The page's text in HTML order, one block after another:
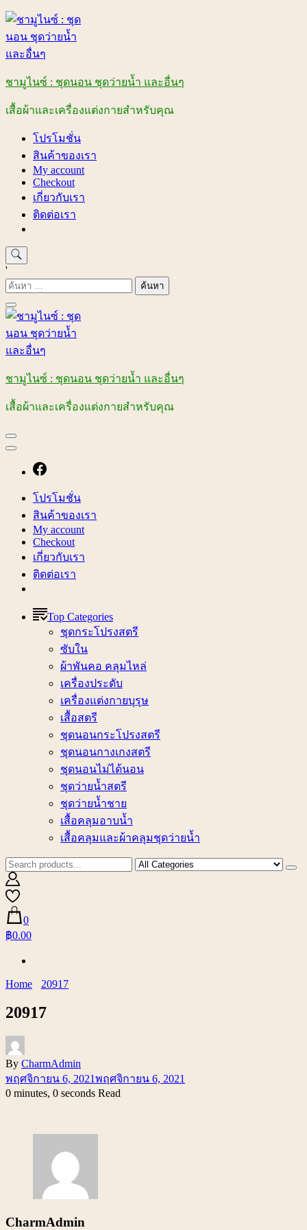
Skip
content
ชามูไนซ์ : ชุดนอน ชุดว่ายน้ำ และอื่นๆ
เสื้อผ้าและเครื่องแต่งกายสำหรับคุณ
โปรโมชั่น
สินค้าของเรา
My account
Checkout
เกี่ยวกับเรา
ติดต่อเรา
'
ค้นหา
สำหรับ:
ชามูไนซ์ : ชุดนอน ชุดว่ายน้ำ และอื่นๆ
เสื้อผ้าและเครื่องแต่งกายสำหรับคุณ
โปรโมชั่น
สินค้าของเรา
My account
Checkout
เกี่ยวกับเรา
ติดต่อเรา
Top Categories
ชุดกระโปรงสตรี
ซับใน
ผ้าพันคอ คลุมไหล่
เครื่องประดับ
เครื่องแต่งกายบุรุษ
เสื้อสตรี
ชุดนอนกระโปรงสตรี
ชุดนอนกางเกงสตรี
ชุดนอนไม่ได้นอน
ชุดว่ายน้ำสตรี
ชุดว่ายน้ำชาย
เสื้อคลุมอาบน้ำ
เสื้อคลุมและผ้าคลุมชุดว่ายน้ำ
0
฿0.00
Home 20917
20917
By CharmAdmin
พฤศจิกายน 6, 2021พฤศจิกายน 6, 2021
0 minutes, 0 seconds Read
CharmAdmin